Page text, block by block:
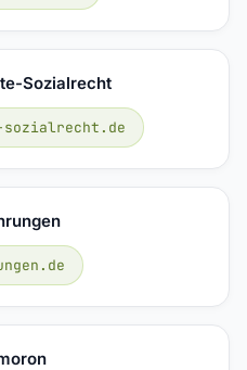
Sozialrecht
sozialrecht.de